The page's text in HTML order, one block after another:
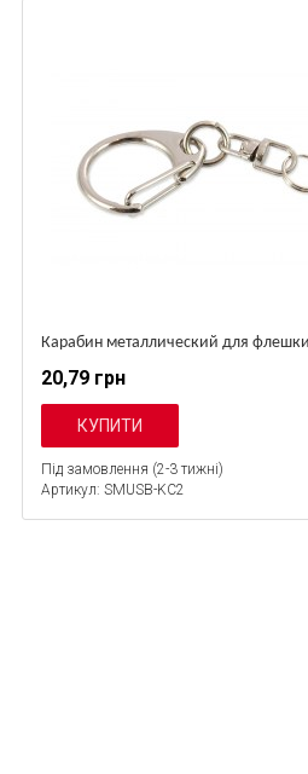
Карабин металлический для флешки
20,79 грн
Під замовлення (2-3 тижні)
Артикул: SMUSB-KC2